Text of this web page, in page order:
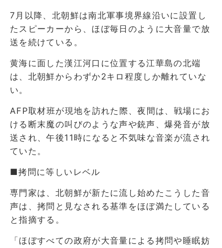
7月以降、北朝鮮は南北軍事境界線沿いに設置し
たスピーカーから、ほぼ毎日のように大音量で放
送を続けている。
黄海に面した漢江河口に位置する江華島の北端
は、北朝鮮からわずか2キロ程度しか離れていな
い。
AFP取材班が現地を訪れた際、夜間は、戦場にお
ける断末魔の叫びのような声や銃声、爆発音が放
送され、午後11時になると不気味な音楽が流され
ていた。
■拷問に等しいレベル
専門家は、北朝鮮が新たに流し始めたこうした音
声は、拷問と見なされる基準をほぼ満たしている
と指摘する。
「ほぼすべての政府が大音量による拷問や睡眠妨